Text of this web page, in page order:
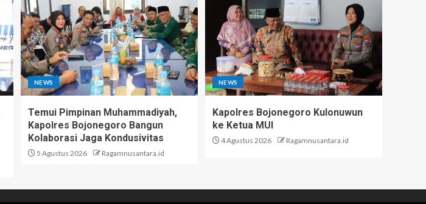
NEWS
Temui Pimpinan Muhammadiyah,
Kapolres Bojonegoro Bangun
Kolaborasi Jaga Kondusivitas
5 Agustus 2026 Ragamnusantara.id
NEWS
Kapolres Bojonegoro Kulonuwun
ke Ketua MUI
4 Agustus 2026 Ragamnusantara.id